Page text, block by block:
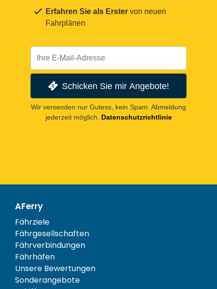
Erfahren Sie als Erster von neuen
Fahrplänen
Schicken Sie mir Angebote!
Wir versenden nur Gutess, kein Spam. Abmeldung
jederzeit möglich. Datenschutzrichtlinie
AFerry
Fährziele
Fährgesellschaften
Fährverbindungen
Fährhäfen
Unsere Bewertungen
Sonderangebote